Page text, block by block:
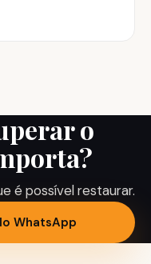
o
é possível restaurar.
WhatsApp